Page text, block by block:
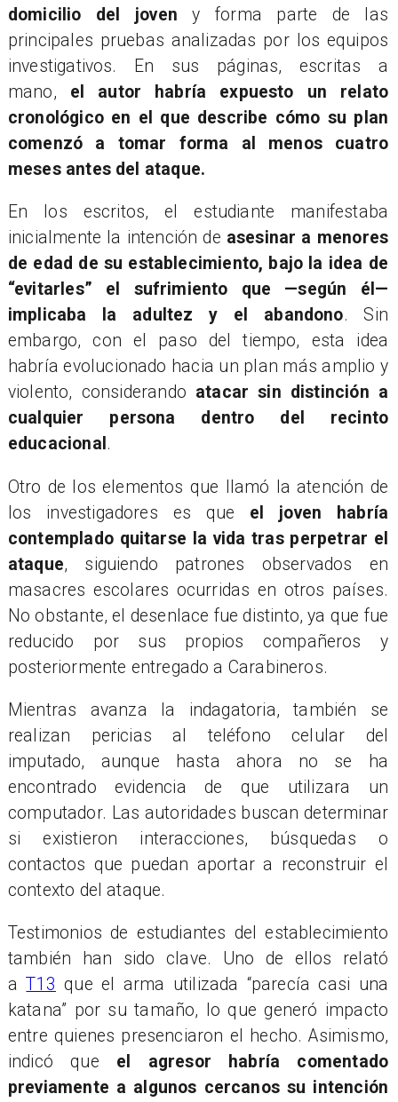
domicilio del joveny forma parte de las
principales pruebas analizadas por los equipos
investigativos. En sus páginas, escritas a
mano, el autor habría expuesto un relato
cronológico en el que describe cómo su plan
comenzó a tomar forma al menos cuatro
meses antes del ataque.
En los escritos, el estudiante manifestaba
inicialmente la intención de asesinar a menores
de edad de su establecimiento, bajo la idea de
“evitarles” el sufrimiento que —según él—
implicaba la adultez y el abandono. Sin
embargo, con el paso del tiempo, esta idea
habría evolucionado hacia un plan más amplio y
violento, considerando atacar sin distinción a
cualquier persona dentro del recinto
educacional .
Otro de los elementos que llamó la atención de
los investigadores es que el joven habría
contemplado quitarse la vida tras perpetrar el
ataque, siguiendo patrones observados en
masacres escolares ocurridas en otros países.
No obstante, el desenlace fue distinto, ya que fue
reducido por sus propios compañeros y
posteriormente entregado a Carabineros.
Mientras avanza la indagatoria, también se
realizan pericias al teléfono celular del
imputado, aunque hasta ahora no se ha
encontrado evidencia de que utilizara un
computador. Las autoridades buscan determinar
si existieron interacciones, búsquedas o
contactos que puedan aportar a reconstruir el
contexto del ataque.
Testimonios de estudiantes del establecimiento
también han sido clave. Uno de ellos relató
aT13 que el arma utilizada “parecía casi una
katana” por su tamaño, lo que generó impacto
entre quienes presenciaron el hecho. Asimismo,
indicó que el agresor habría comentado
previamente a algunos cercanos su intención